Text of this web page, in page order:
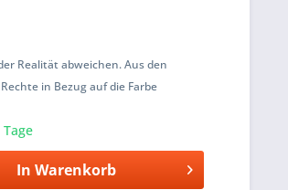
Realität abweichen. Aus den
in Bezug auf die Farbe
In Warenkorb